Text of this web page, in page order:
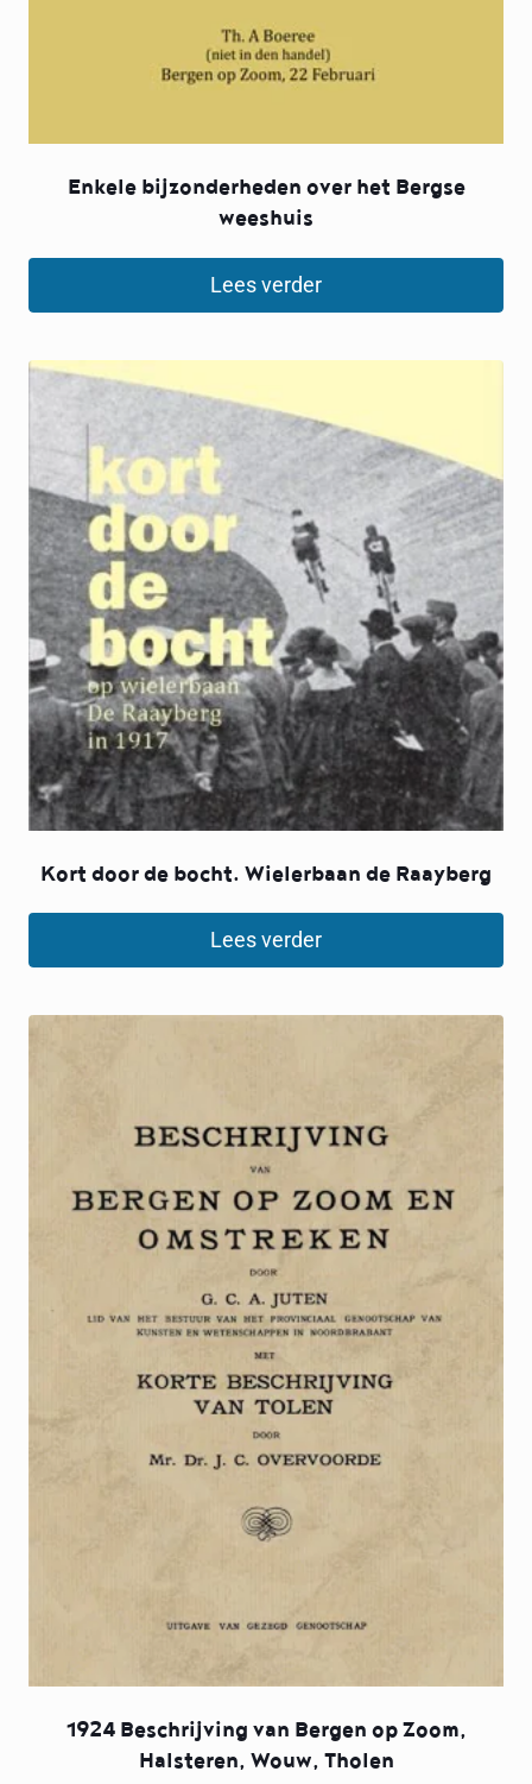
Enkele bijzonderheden over het Bergse
weeshuis
Lees verder
Kort door de bocht. Wielerbaan de Raayberg
Lees verder
1924 Beschrijving van Bergen op Zoom,
Halsteren, Wouw, Tholen